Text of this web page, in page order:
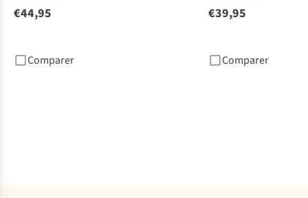
€44,95
Comparer
€39,95
Comparer